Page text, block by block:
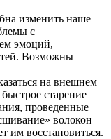
изменить наше
с
эмоций,
Возможны
на внешнем
старение
проведенные
волокон
им восстановиться.